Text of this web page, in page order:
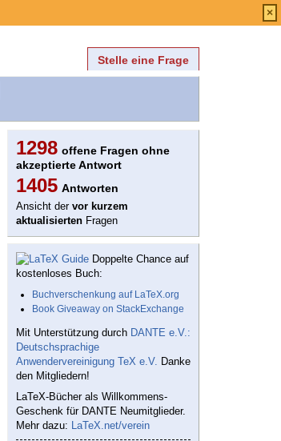
Stelle eine Frage
1298 offene Fragen ohne
akzeptierte Antwort
1405 Antworten
Ansicht der vor kurzem
aktualisierten Fragen
Doppelte Chance auf
kostenloses Buch:
Buchverschenkung auf LaTeX.org
Book Giveaway on StackExchange
Mit Unterstützung durch DANTE e.V.:
Deutschsprachige
Anwendervereinigung TeX e.V. Danke
den Mitgliedern!
LaTeX-Bücher als Willkommens-
Geschenk für DANTE Neumitglieder.
Mehr dazu: LaTeX.net/verein
×